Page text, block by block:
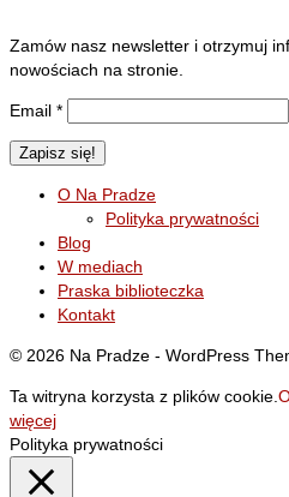
Zamów nasz newsletter i otrzymuj
nowościach na stronie.
Email *
O Na Pradze
Polityka prywatności
Blog
W mediach
Praska biblioteczka
Kontakt
© 2026 Na Pradze - WordPress
Ta witryna korzysta z plików cookie.
więcej
Polityka prywatności